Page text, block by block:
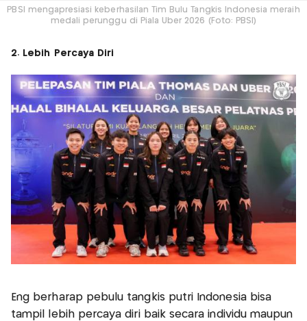
PBSI mengapresiasi keberhasilan Tim Bulu Tangkis Indonesia meraih
medali perunggu di Piala Uber 2026 (Foto: PBSI)
2. Lebih Percaya Diri
Eng berharap pebulu tangkis putri Indonesia bisa
tampil lebih percaya diri baik secara individu maupun